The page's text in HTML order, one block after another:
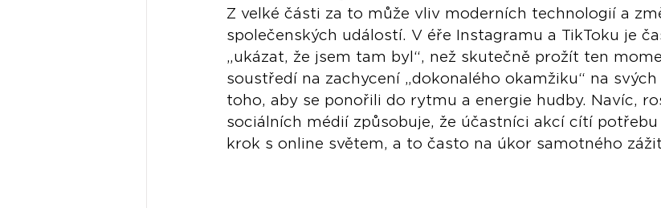
Z velké části za to může vliv moderních technologií a
společenských událostí. V éře Instagramu a TikToku je
„ukázat, že jsem tam byl“, než skutečně prožít ten
soustředí na zachycení „dokonalého okamžiku“ na
toho, aby se ponořili do rytmu a energie hudby. Navíc,
sociálních médií způsobuje, že účastníci akcí cítí
krok s online světem, a to často na úkor samotného